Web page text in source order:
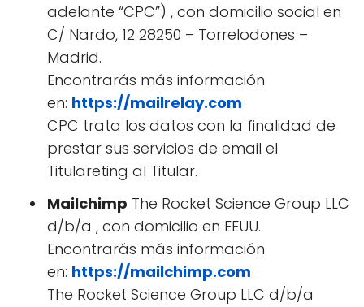
adelante “CPC”) , con domicilio social en
C/ Nardo, 12 28250 – Torrelodones –
Madrid.
Encontrarás más información
en: https://mailrelay.com
CPC trata los datos con la finalidad de
prestar sus servicios de email el
Titulareting al Titular.
Mailchimp The Rocket Science Group LLC
d/b/a , con domicilio en EEUU.
Encontrarás más información
en: https://mailchimp.com
The Rocket Science Group LLC d/b/a